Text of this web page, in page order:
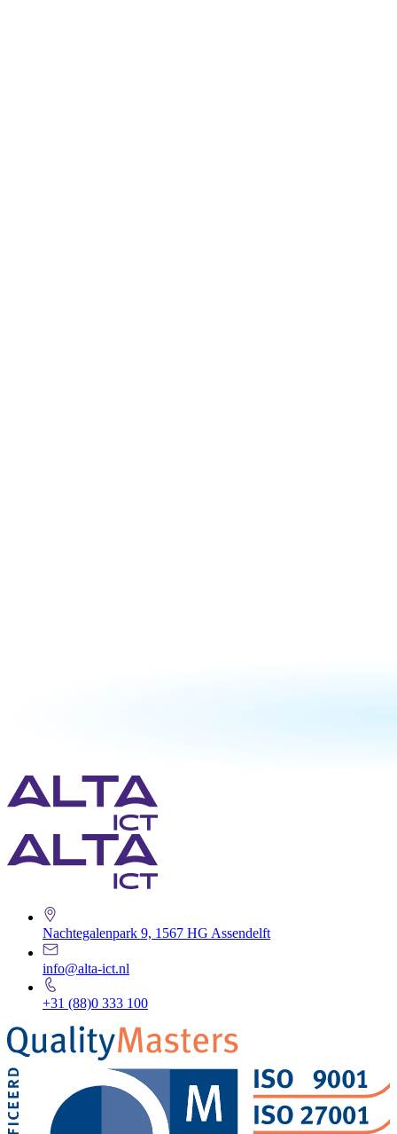
Nachtegalenpark 9, 1567 HG Assendelft
info@alta-ict.nl
+31 (88)0 333 100